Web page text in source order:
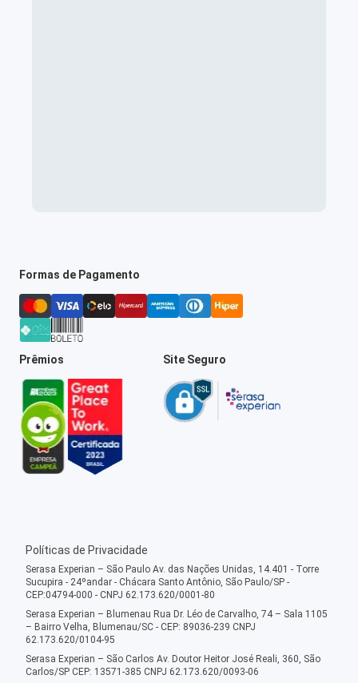
Formas de Pagamento
Prêmios Site Seguro
Políticas de Privacidade
Serasa Experian – São Paulo Av. das Nações Unidas, 14.401 - Torre
Sucupira - 24ºandar - Chácara Santo Antônio, São Paulo/SP -
CEP:04794-000 - CNPJ 62.173.620/0001-80
Serasa Experian – Blumenau Rua Dr. Léo de Carvalho, 74 – Sala 1105
– Bairro Velha, Blumenau/SC - CEP: 89036-239 CNPJ
62.173.620/0104-95
Serasa Experian – São Carlos Av. Doutor Heitor José Reali, 360, São
Carlos/SP CEP: 13571-385 CNPJ 62.173.620/0093-06